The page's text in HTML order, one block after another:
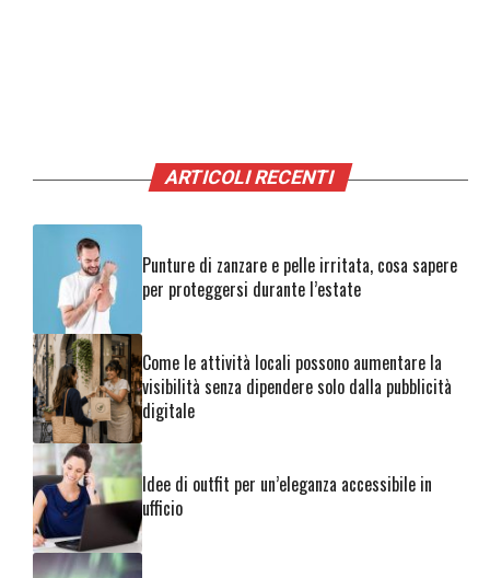
ARTICOLI RECENTI
Punture di zanzare e pelle irritata, cosa sapere
per proteggersi durante l’estate
Come le attività locali possono aumentare la
visibilità senza dipendere solo dalla pubblicità
digitale
Idee di outfit per un’eleganza accessibile in
ufficio